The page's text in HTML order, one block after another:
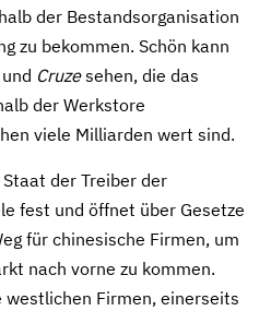
der Bestandsorganisation
zu bekommen. Schön kann
Cruzesehen, die das
der Werkstore
viele Milliarden wert sind.
der Treiber der
fest und öffnet über Gesetze
für chinesische Firmen, um
nach vorne zu kommen.
westlichen Firmen, einerseits